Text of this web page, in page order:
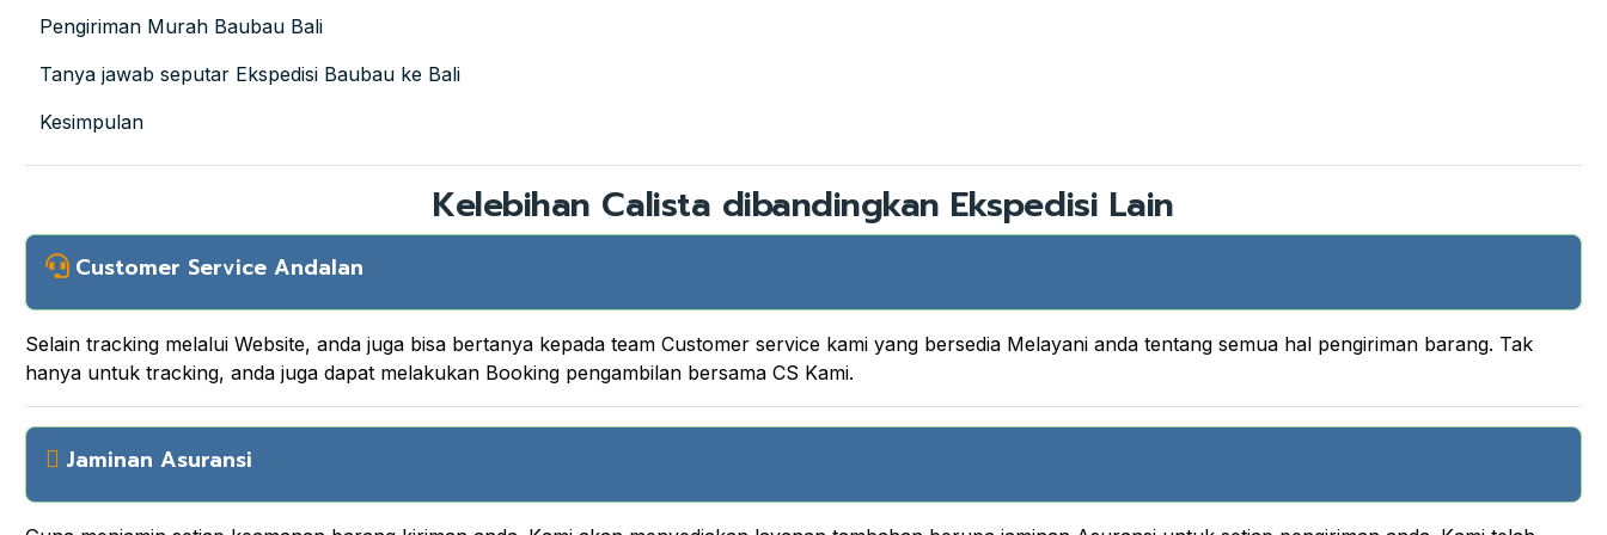
Pengiriman Murah Baubau Bali
Tanya jawab seputar Ekspedisi Baubau ke Bali
Kesimpulan
Kelebihan Calista dibandingkan Ekspedisi Lain
Customer Service Andalan
Selain tracking melalui Website, anda juga bisa bertanya kepada team Customer service kami yang bersedia Melayani anda tentang semua hal pengiriman barang. Tak
hanya untuk tracking, anda juga dapat melakukan Booking pengambilan bersama CS Kami.
Jaminan Asuransi